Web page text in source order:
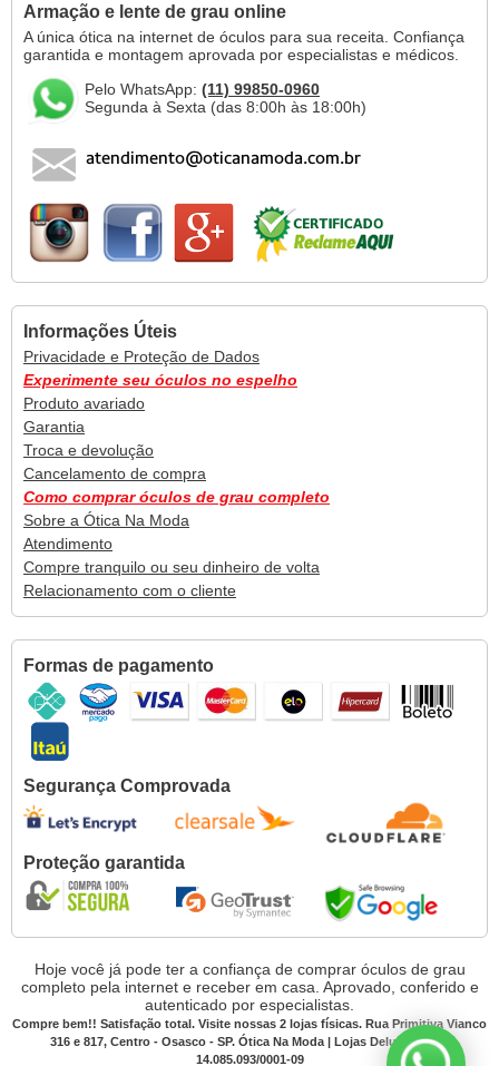
Armação e lente de grau online
A única ótica na internet de óculos para sua receita. Confiança
garantida e montagem aprovada por especialistas e médicos.
Pelo WhatsApp: (11) 99850-0960
Segunda à Sexta (das 8:00h às 18:00h)
Informações Úteis
Privacidade e Proteção de Dados
Experimente seu óculos no espelho
Produto avariado
Garantia
Troca e devolução
Cancelamento de compra
Como comprar óculos de grau completo
Sobre a Ótica Na Moda
Atendimento
Compre tranquilo ou seu dinheiro de volta
Relacionamento com o cliente
Formas de pagamento
Segurança Comprovada
Proteção garantida
Hoje você já pode ter a confiança de comprar óculos de grau
completo pela internet e receber em casa. Aprovado, conferido e
autenticado por especialistas.
Compre bem!! Satisfação total. Visite nossas 2 lojas físicas. Rua Primitiva Vianco
316 e 817, Centro - Osasco - SP. Ótica Na Moda | Lojas Deluxe CNPJ:
14.085.093/0001-09